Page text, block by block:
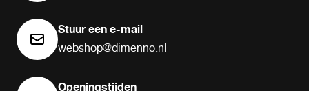
Stuur een e-mail
webshop@dimenno.nl